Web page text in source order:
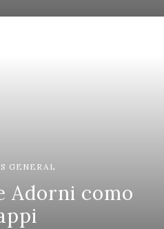
GENERAL
Adorni como